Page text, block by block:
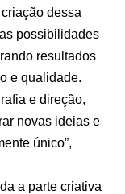
dessa
possibilidades
resultados
e qualidade.
e direção,
novas ideias e
único”,
a parte criativa